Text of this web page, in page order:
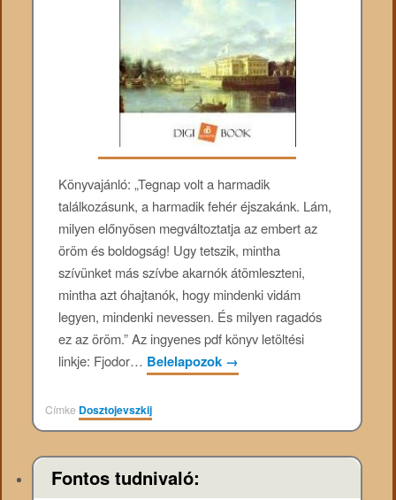
Könyvajánló: „Tegnap volt a harmadik
találkozásunk, a harmadik fehér éjszakánk. Lám,
milyen előnyösen megváltoztatja az embert az
öröm és boldogság! Ugy tetszik, mintha
szívünket más szívbe akarnók átömleszteni,
mintha azt óhajtanók, hogy mindenki vidám
legyen, mindenki nevessen. És milyen ragadós
ez az öröm.” Az ingyenes pdf könyv letöltési
linkje: Fjodor… Belelapozok →
Címke Dosztojevszkij
Fontos tudnivaló: